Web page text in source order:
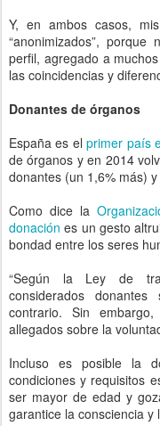
Y, en ambos casos,
“anonimizados”,
perfil, agregado a
las coincidencias y
Donantes de órganos
España es elprimer país
de órganos y en 2014
donantes (un 1,6% más)
Como dice la
donación es un gesto
bondad entre los seres
“Según la Ley de
considerados
contrario. Sin
allegados sobre la
Incluso es posible la
condiciones y requisitos
ser mayor de edad y
garantice la consciencia y